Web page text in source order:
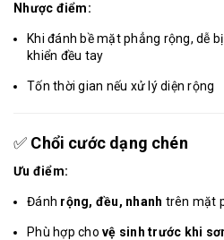
Nhược điểm:
Khi đánh bề mặt phẳng rộng, dễ
khiển đều tay
Tốn thời gian nếu xử lý diện rộng
✅ Chổi cước dạng chén
Ưu điểm:
Đánh rộng, đều, nhanh trên mặt
Phù hợp cho vệ sinh trước khi